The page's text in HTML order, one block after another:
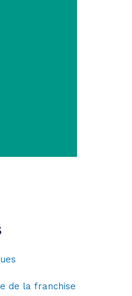
de la franchise